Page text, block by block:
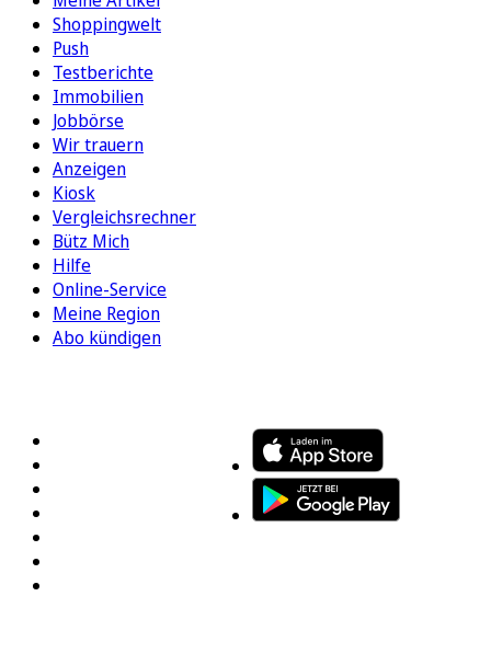
Shoppingwelt
Push
Testberichte
Immobilien
Jobbörse
Wir trauern
Anzeigen
Kiosk
Vergleichsrechner
Bütz Mich
Hilfe
Online-Service
Meine Region
Abo kündigen